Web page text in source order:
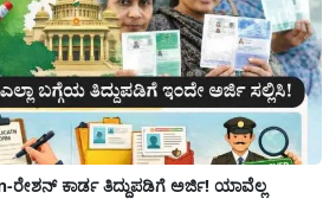
ರೇಶನ್ ಕಾರ್ಡ ತಿದ್ದುಪಡಿಗೆ ಅರ್ಜಿ! ಯಾವೆಲ್ಲ